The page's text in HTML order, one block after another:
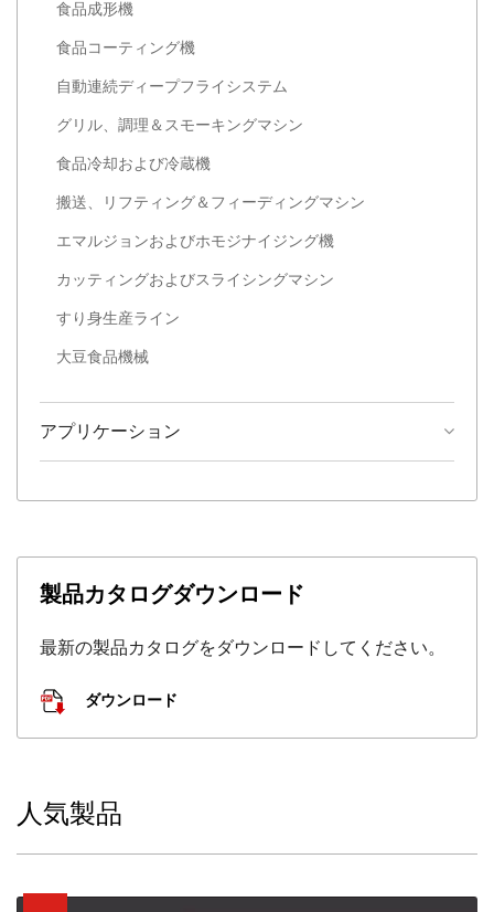
食品成形機
食品コーティング機
自動連続ディープフライシステム
グリル、調理＆スモーキングマシン
食品冷却および冷蔵機
搬送、リフティング＆フィーディングマシン
エマルジョンおよびホモジナイジング機
カッティングおよびスライシングマシン
すり身生産ライン
大豆食品機械
アプリケーション
製品カタログダウンロード
最新の製品カタログをダウンロードしてください。
ダウンロード
人気製品